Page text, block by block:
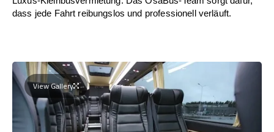
dass jede Fahrt reibungslos und professionell verläuft.
View Gallery